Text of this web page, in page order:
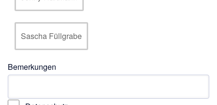
Sascha Füllgrabe
Bemerkungen